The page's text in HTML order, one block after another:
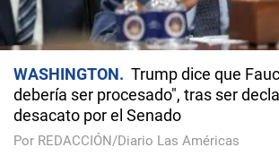
WASHINGTON
Trump dice que
debería ser procesado", tras ser
desacato por el Senado
Por REDACCIÓN/Diario Las Américas